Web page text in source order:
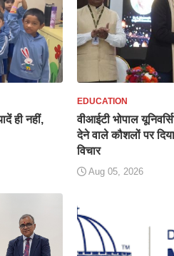
ही नहीं,
EDUCATION
वीआईटी भोपाल
देने वाले कौशलों पर
विचार
Aug 05, 2026